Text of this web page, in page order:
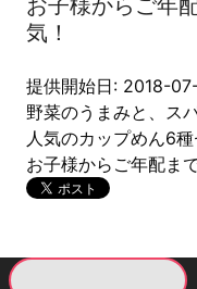
お子様からご年
気！
提供開始日: 2018-
野菜のうまみと、ス
人気のカップめん6種
お子様からご年配ま